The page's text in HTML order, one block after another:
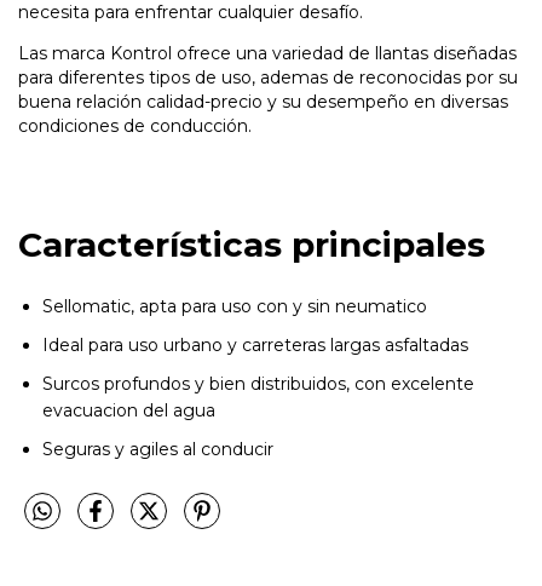
necesita para enfrentar cualquier desafío.
Las marca Kontrol ofrece una variedad de llantas diseñadas
para diferentes tipos de uso, ademas de reconocidas por su
buena relación calidad-precio y su desempeño en diversas
condiciones de conducción.
Características principales
Sellomatic, apta para uso con y sin neumatico
Ideal para uso urbano y carreteras largas asfaltadas
Surcos profundos y bien distribuidos, con excelente
evacuacion del agua
Seguras y agiles al conducir